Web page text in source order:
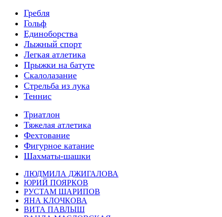
Гребля
Гольф
Единоборства
Лыжный спорт
Легкая атлетика
Прыжки на батуте
Скалолазание
Стрельба из лука
Теннис
Триатлон
Тяжелая атлетика
Фехтование
Фигурное катание
Шахматы-шашки
ЛЮДМИЛА ДЖИГАЛОВА
ЮРИЙ ПОЯРКОВ
РУСТАМ ШАРИПОВ
ЯНА КЛОЧКОВА
ВИТА ПАВЛЫШ